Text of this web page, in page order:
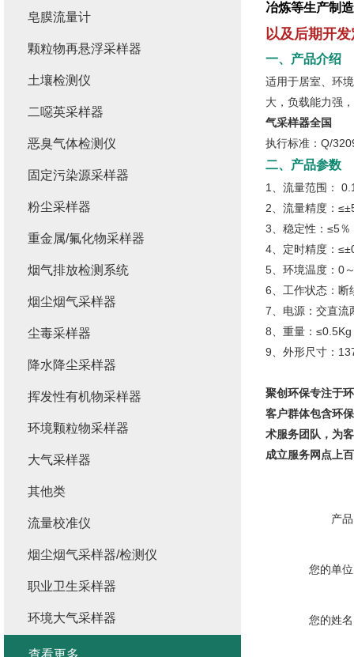
冶炼等生产制
以及后期开
一、产品介绍
适用于居室、环
大，负载能力强
气采样器全国
执行标准：Q/
二、产品参数
1、流量范围：
2、流量精度：
3、稳定性：≤5％
4、定时精度：
5、环境温度：0
6、工作状态：
7、电源：交直流
8、重量：≤0.5Kg
9、外形尺寸：
聚创环保专注于
客户群体包含环
术服务团队，为
成立服务网点上
产
您的单
您的姓
皂膜流量计
颗粒物再悬浮采样器
土壤检测仪
二噁英采样器
恶臭气体检测仪
固定污染源采样器
粉尘采样器
重金属/氟化物采样器
烟气排放检测系统
烟尘烟气采样器
尘毒采样器
降水降尘采样器
挥发性有机物采样器
环境颗粒物采样器
大气采样器
其他类
流量校准仪
烟尘烟气采样器/检测仪
职业卫生采样器
环境大气采样器
查看更多